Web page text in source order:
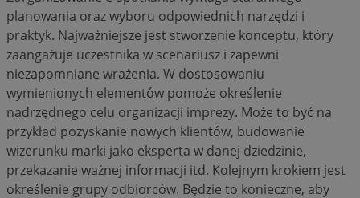
planowania oraz wyboru odpowiednich narzędzi i
praktyk. Najważniejsze jest stworzenie konceptu, który
zaangażuje uczestnika w scenariusz i zapewni
niezapomniane wrażenia. W dostosowaniu
wymienionych elementów pomoże określenie
nadrzędnego celu organizacji imprezy. Może to być na
przykład pozyskanie nowych klientów, budowanie
wizerunku marki jako eksperta w danej dziedzinie,
przekazanie ważnej informacji itd. Kolejnym krokiem jest
określenie grupy odbiorców. Będzie to konieczne, aby